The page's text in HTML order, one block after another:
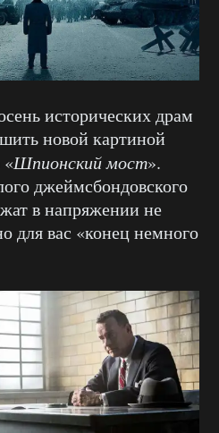
исторических драм
новой картиной
«Шпионский мост».
джеймсбондовского
в напряжении не
для вас «конец немного